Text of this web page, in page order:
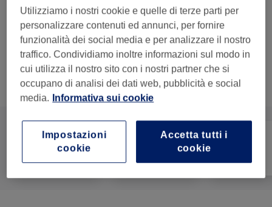
Damen Meches Komplett ohne
Tönung/ohne Cut/ohne Blow Out
1 ora - 1 ora 20 min
Dettagli importanti del trattamento
da CHF 63
Sfoglia la lista dei servizi
Utilizziamo i nostri cookie e quelle di terze parti per
personalizzare contenuti ed annunci, per fornire
funzionalità dei social media e per analizzare il nostro
traffico. Condividiamo inoltre informazioni sul modo in
cui utilizza il nostro sito con i nostri partner che si
occupano di analisi dei dati web, pubblicità e social
media.
Informativa sui cookie
Accetta tutti i
cookie
Impostazioni
cookie